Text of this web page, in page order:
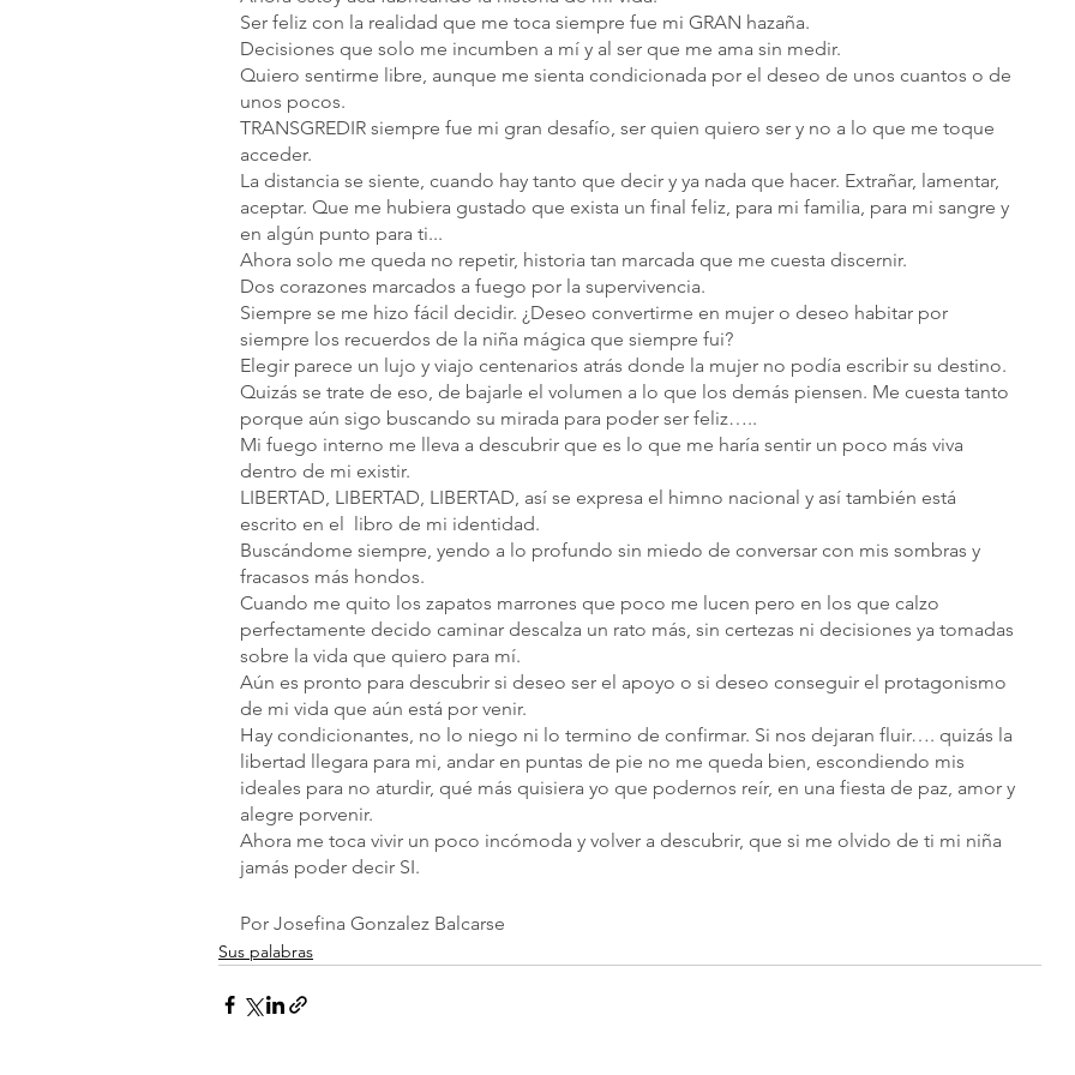
Ser feliz con la realidad que me toca siempre fue mi GRAN hazaña.
Decisiones que solo me incumben a mí y al ser que me ama sin medir.
Quiero sentirme libre, aunque me sienta condicionada por el deseo de unos cuantos o de
unos pocos.
TRANSGREDIR siempre fue mi gran desafío, ser quien quiero ser y no a lo que me toque
acceder.
La distancia se siente, cuando hay tanto que decir y ya nada que hacer. Extrañar, lamentar,
aceptar. Que me hubiera gustado que exista un final feliz, para mi familia, para mi sangre y
en algún punto para ti...
Ahora solo me queda no repetir, historia tan marcada que me cuesta discernir.
Dos corazones marcados a fuego por la supervivencia.
Siempre se me hizo fácil decidir. ¿Deseo convertirme en mujer o deseo habitar por
siempre los recuerdos de la niña mágica que siempre fui?
Elegir parece un lujo y viajo centenarios atrás donde la mujer no podía escribir su destino.
Quizás se trate de eso, de bajarle el volumen a lo que los demás piensen. Me cuesta tanto
porque aún sigo buscando su mirada para poder ser feliz…..
Mi fuego interno me lleva a descubrir que es lo que me haría sentir un poco más viva
dentro de mi existir.
LIBERTAD, LIBERTAD, LIBERTAD, así se expresa el himno nacional y así también está
escrito en el  libro de mi identidad.
Buscándome siempre, yendo a lo profundo sin miedo de conversar con mis sombras y
fracasos más hondos.
Cuando me quito los zapatos marrones que poco me lucen pero en los que calzo
perfectamente decido caminar descalza un rato más, sin certezas ni decisiones ya tomadas
sobre la vida que quiero para mí.
Aún es pronto para descubrir si deseo ser el apoyo o si deseo conseguir el protagonismo
de mi vida que aún está por venir.
Hay condicionantes, no lo niego ni lo termino de confirmar. Si nos dejaran fluir…. quizás la
libertad llegara para mi, andar en puntas de pie no me queda bien, escondiendo mis
ideales para no aturdir, qué más quisiera yo que podernos reír, en una fiesta de paz, amor y
alegre porvenir.
Ahora me toca vivir un poco incómoda y volver a descubrir, que si me olvido de ti mi niña
jamás poder decir SI.
Por Josefina Gonzalez Balcarse
Sus palabras